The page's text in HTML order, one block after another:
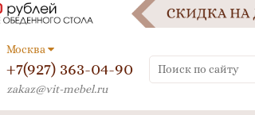
Москва
+7(927) 363-04-90
zakaz@vit-mebel.ru